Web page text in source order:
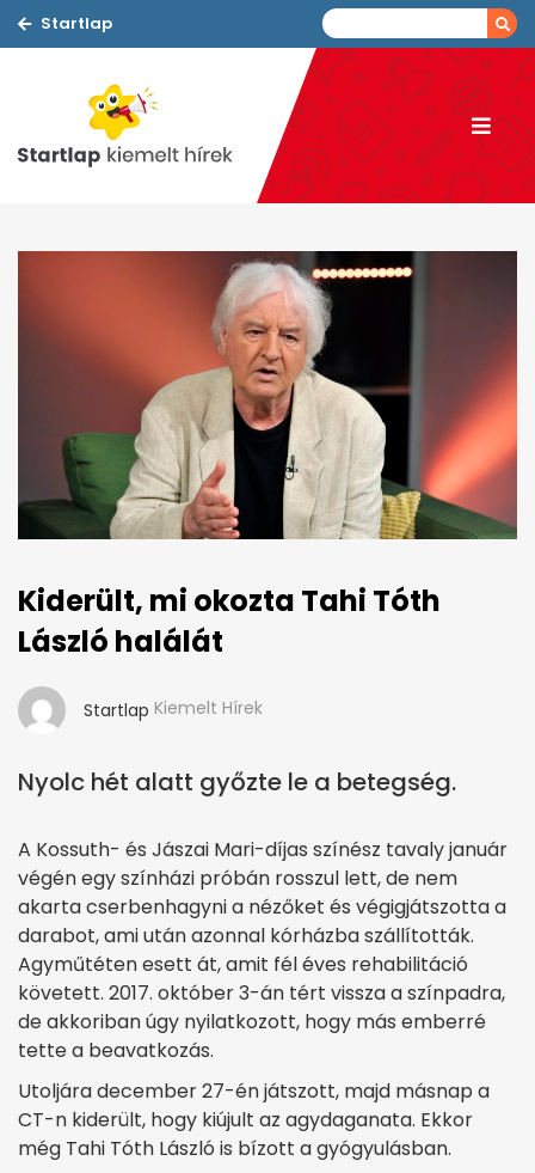
Startlap
Kiderült, mi okozta Tahi Tóth
László halálát
Startlap Kiemelt Hírek
Nyolc hét alatt győzte le a betegség.
A Kossuth- és Jászai Mari-díjas színész tavaly január
végén egy színházi próbán rosszul lett, de nem
akarta cserbenhagyni a nézőket és végigjátszotta a
darabot, ami után azonnal kórházba szállították.
Agyműtéten esett át, amit fél éves rehabilitáció
követett. 2017. október 3-án tért vissza a színpadra,
de akkoriban úgy nyilatkozott, hogy más emberré
tette a beavatkozás.
Utoljára december 27-én játszott, majd másnap a
CT-n kiderült, hogy kiújult az agydaganata. Ekkor
még Tahi Tóth László is bízott a gyógyulásban.